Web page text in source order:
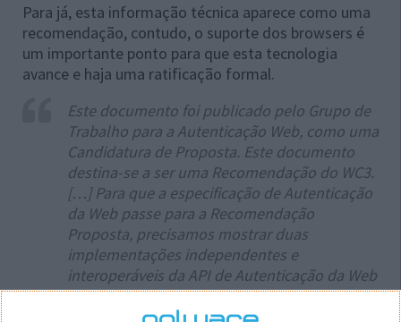
Para já, esta informação técnica aparece como uma
recomendação, contudo, o suporte dos browsers é
um importante ponto para que esta tecnologia
avance e haja uma ratificação formal.
Este documento foi publicado pelo Grupo de
Trabalho para a Autenticação Web, como uma
Candidatura de Proposta. Este documento
destina-se a ser uma Recomendação do WC3.
[…] Para que a especificação de Autenticação
da Web passe para a Recomendação
Proposta, precisamos mostrar duas
implementações independentes e
interoperáveis ​​da API de Autenticação da Web
nos navegadores.